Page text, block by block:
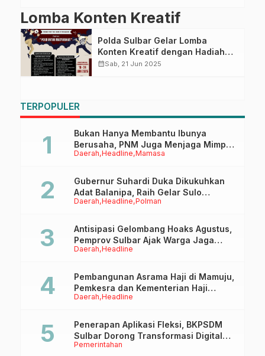
Lomba Konten Kreatif
Polda Sulbar Gelar Lomba
Konten Kreatif dengan Hadiah
Jutaan Rupiah, Ayo Buruan
calendar_monthSab, 21 Jun 2025
TERPOPULER
Daerah Headline Mamasa
Bukan Hanya Membantu Ibunya
Berusaha, PNM Juga Menjaga Mimpi
Anaknya Untuk Menggapai Cita-Cita
Daerah Headline Polman
Gubernur Suhardi Duka Dikukuhkan
Adat Balanipa, Raih Gelar Sulo
Tappidena
Daerah Headline
Antisipasi Gelombang Hoaks Agustus,
Pemprov Sulbar Ajak Warga Jaga
Ruang Digital
Daerah Headline
Pembangunan Asrama Haji di Mamuju,
Pemkesra dan Kementerian Haji
Sulbar Tinjau Lokasi
Pemerintahan
Penerapan Aplikasi Fleksi, BKPSDM
Sulbar Dorong Transformasi Digital
Sistem Kehadiran ASN